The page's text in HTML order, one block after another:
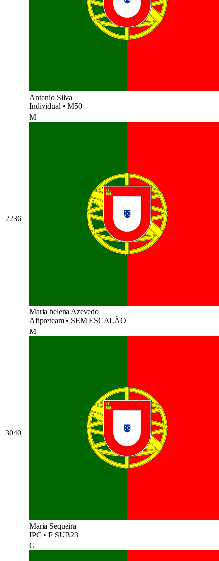
Antonio Silva
Individual • M50
2236
M
Maria helena Azevedo
Afipreteam • SEM ESCALÃO
3040
M
Maria Sequeira
IPC • F SUB23
G